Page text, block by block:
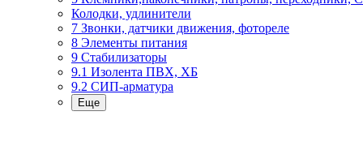
Колодки, удлинители
7 Звонки, датчики движения, фотореле
8 Элементы питания
9 Стабилизаторы
9.1 Изолента ПВХ, ХБ
9.2 СИП-арматура
Еще